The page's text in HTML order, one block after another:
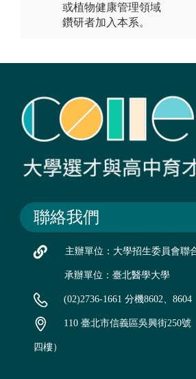
或植物健康管理領域
鑽研者加入本系。
聯絡我們
主辦單位：大學招生委員會聯
承辦單位：臺北醫學大學
(02)2736-1661 分機8602、8604
110 臺北市信義區吳興街250
四樓）